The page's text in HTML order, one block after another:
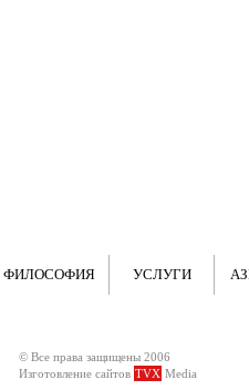
ФИЛОСОФИЯ УСЛУГИ
© Все права защищены 2006
Изготовление сайтов TVX Media